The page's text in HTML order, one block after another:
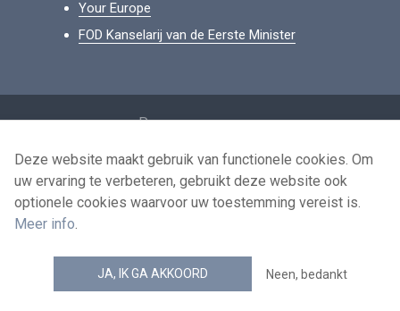
Your Europe
FOD Kanselarij van de Eerste Minister
Persoonsgegevens
Voorwaarden voor het hergebruik
Contacteer ons
news.belgium RSS feed
© 2026 - news.belgium.be
Deze website maakt gebruik van functionele cookies. Om
uw ervaring te verbeteren, gebruikt deze website ook
optionele cookies waarvoor uw toestemming vereist is.
Meer info.
JA, IK GA AKKOORD Neen, bedankt